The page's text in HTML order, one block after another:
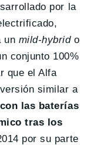
por la
un mild-hybrido
conjunto 100%
que el Alfa
similar a
con las baterías
tras los
por su parte